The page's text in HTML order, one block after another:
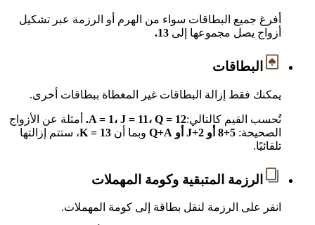
أفرغ جميع البطاقات سواء من الهرم أو الرزمة عبر تشكيل
أزواج يصل مجموعها إلى 13.
البطاقات
يمكنك فقط إزالة البطاقات غير المغطاة ببطاقات أخرى.
تُحسب القيم كالتالي:A = 1، J = 11، Q = 12.
أمثلة عن الأزواج
الصحيحة: 5+8 أو J+2 أو Q+A وبما أن K = 13، ستتم إزالتها
تلقائيًا.
الرزمة المتبقية وكومة المهملات
انقر على الرزمة لنقل بطاقة إلى كومة المهملات.